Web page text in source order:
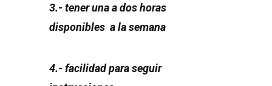
3.- tener una a dos horas
disponibles a la semana
4.- facilidad para seguir